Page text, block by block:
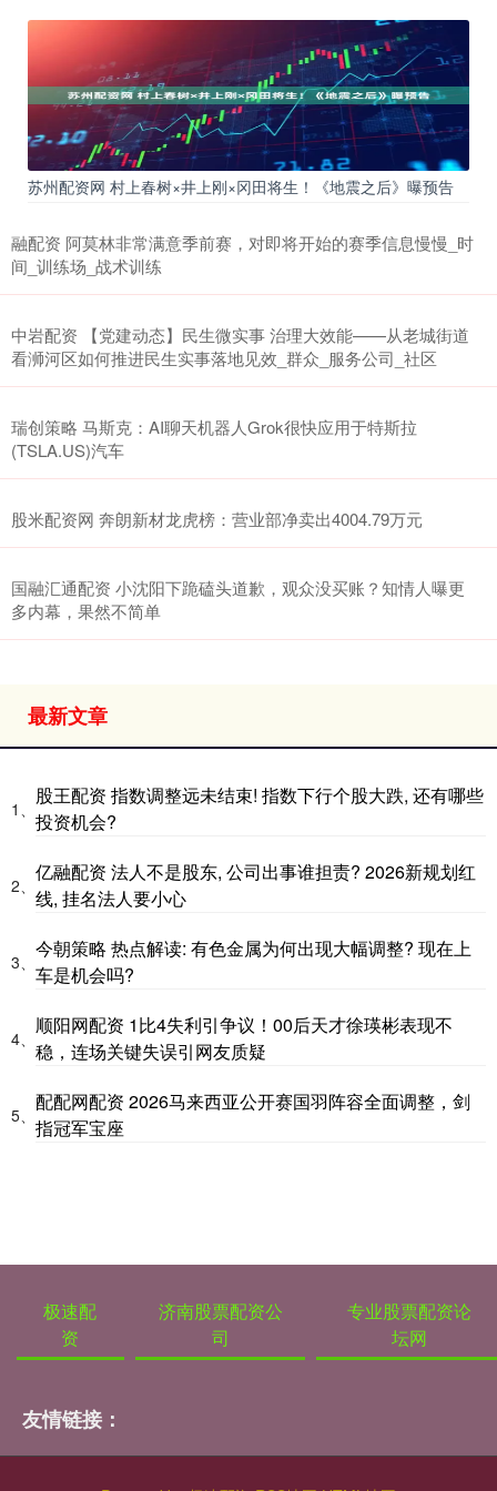
苏州配资网 村上春树×井上刚×冈田将生！《地震之后》曝预告
融配资 阿莫林非常满意季前赛，对即将开始的赛季信息慢慢_时
间_训练场_战术训练
中岩配资 【党建动态】民生微实事 治理大效能——从老城街道
看浉河区如何推进民生实事落地见效_群众_服务公司_社区
瑞创策略 马斯克：AI聊天机器人Grok很快应用于特斯拉
(TSLA.US)汽车
股米配资网 奔朗新材龙虎榜：营业部净卖出4004.79万元
国融汇通配资 小沈阳下跪磕头道歉，观众没买账？知情人曝更
多内幕，果然不简单
最新文章
1、
股王配资 指数调整远未结束! 指数下行个股大跌, 还有哪些
投资机会?
2、
亿融配资 法人不是股东, 公司出事谁担责? 2026新规划红
线, 挂名法人要小心
3、
今朝策略 热点解读: 有色金属为何出现大幅调整? 现在上
车是机会吗?
4、
顺阳网配资 1比4失利引争议！00后天才徐瑛彬表现不
稳，连场关键失误引网友质疑
5、
配配网配资 2026马来西亚公开赛国羽阵容全面调整，剑
指冠军宝座
极速配
资
济南股票配资公
司
专业股票配资论
坛网
友情链接：